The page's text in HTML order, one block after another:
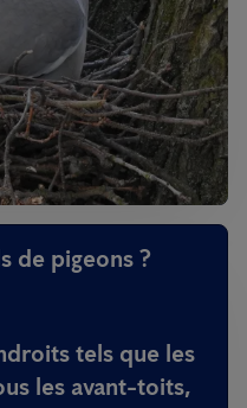
de pigeons ?
tels que les
les avant-toits,